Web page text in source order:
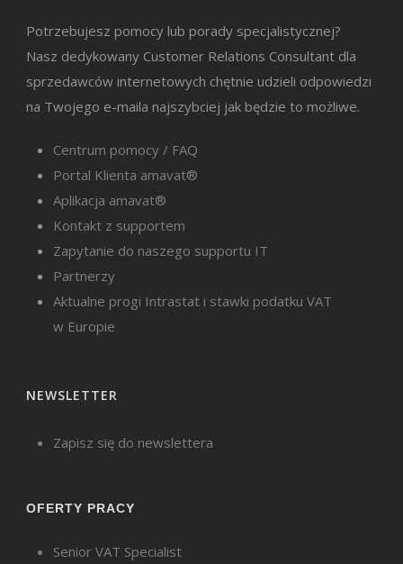
Potrzebujesz pomocy lub porady specjalistycznej?
Nasz dedykowany Customer Relations Consultant dla
sprzedawców internetowych chętnie udzieli odpowiedzi
na Twojego e-maila najszybciej jak będzie to możliwe.
Centrum pomocy / FAQ
Portal Klienta amavat®
Aplikacja amavat®
Kontakt z supportem
Zapytanie do naszego supportu IT
Partnerzy
Aktualne progi Intrastat i stawki podatku VAT
w Europie
NEWSLETTER
Zapisz się do newslettera
OFERTY PRACY
Senior VAT Specialist